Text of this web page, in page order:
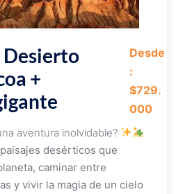
Desierto
+
Desde
:
$729.
000
aventura inolvidable?
desérticos que
caminar entre
y vivir la magia de un cielo